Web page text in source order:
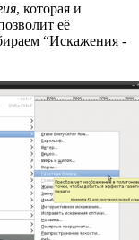
, которая и
её
“Искажения -